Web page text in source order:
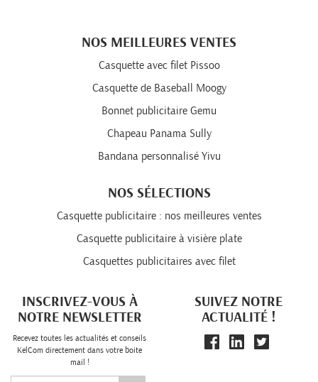
NOS MEILLEURES VENTES
Casquette avec filet Pissoo
Casquette de Baseball Moogy
Bonnet publicitaire Gemu
Chapeau Panama Sully
Bandana personnalisé Yivu
NOS SÉLECTIONS
Casquette publicitaire : nos meilleures ventes
Casquette publicitaire à visière plate
Casquettes publicitaires avec filet
INSCRIVEZ-VOUS À
NOTRE NEWSLETTER
Recevez toutes les actualités et conseils
KelCom directement dans votre boite
mail !
SUIVEZ NOTRE
ACTUALITÉ !